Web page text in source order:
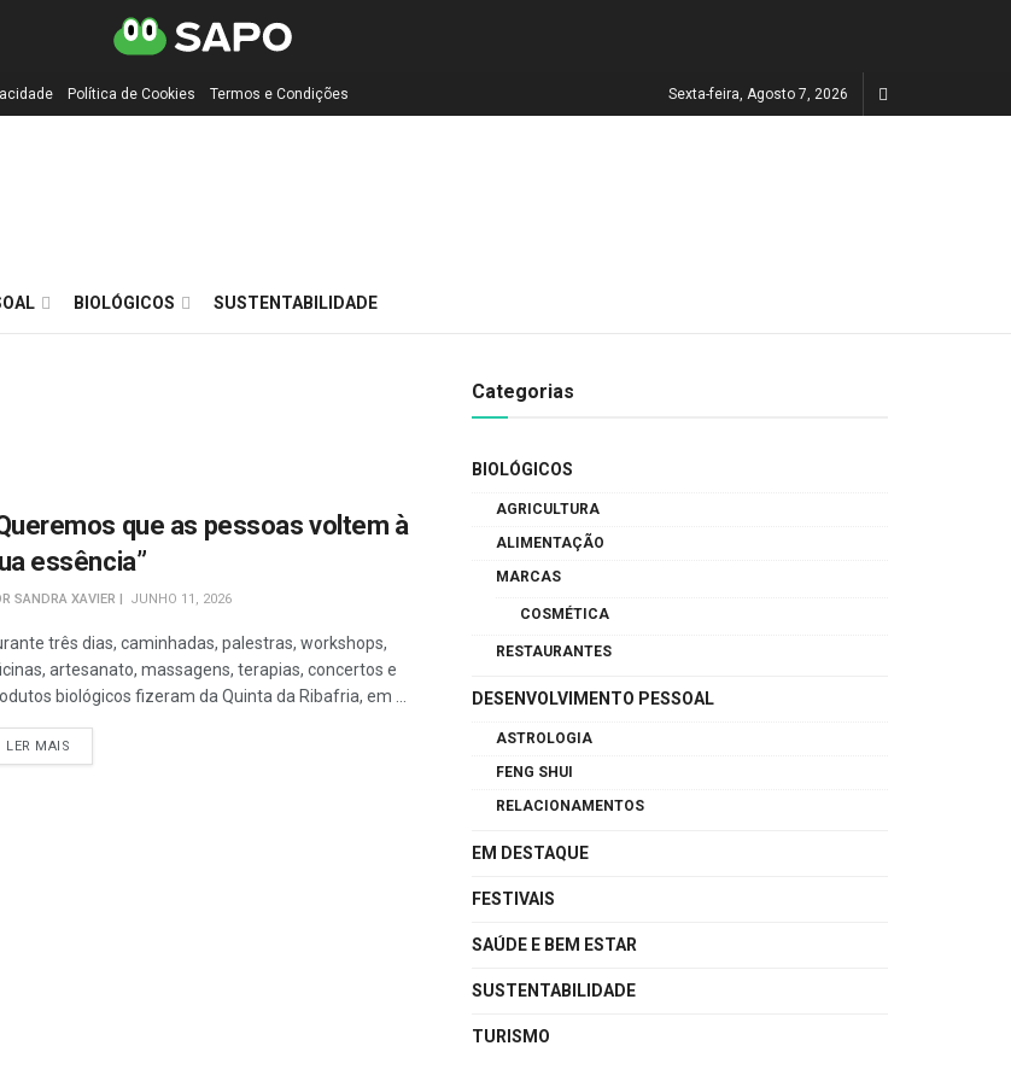
Política de Cookies Termos e Condições Sexta-feira, Agosto 7, 2026
BIOLÓGICOS SUSTENTABILIDADE
que as pessoas voltem à
essência”
SANDRA XAVIER JUNHO 11, 2026
três dias, caminhadas, palestras, workshops,
artesanato, massagens, terapias, concertos e
biológicos fizeram da Quinta da Ribafria, em ...
LER MAIS
Categorias
BIOLÓGICOS
AGRICULTURA
ALIMENTAÇÃO
MARCAS
COSMÉTICA
RESTAURANTES
DESENVOLVIMENTO PESSOAL
ASTROLOGIA
FENG SHUI
RELACIONAMENTOS
EM DESTAQUE
FESTIVAIS
SAÚDE E BEM ESTAR
SUSTENTABILIDADE
TURISMO